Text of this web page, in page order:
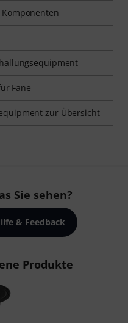
Fane
zur Übersicht
Sie sehen?
& Feedback
Produkte